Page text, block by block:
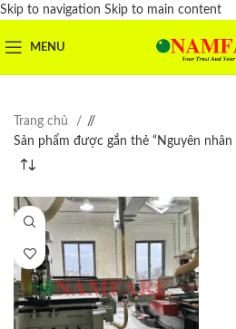
Skip to navigation Skip to main content
MENU
Trang chủ
/
Sản phẩm được gắn thẻ “Nguyên nhân